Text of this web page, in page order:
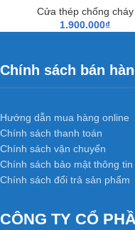
màu sơn tĩnh điện bền
có độ an toàn cao, đáp
chống cháy cao cấp có
theo yêu cầu thiết kế của
Liên hệ: 0917103355
và báo giá tốt nhất tại
Website:
ĐỊA CHỈ TRƯNG BÀY
Cửa thép chống cháy
1.900.000₫
Chính sách bán
Hướng dẫn mua hàng online
Chính sách thanh toán
Chính sách vận chuyển
Chính sách bảo mật thông tin
Chính sách đổi trả sản phẩm
CÔNG TY CỔ